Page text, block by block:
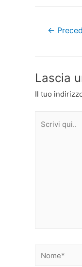
←
Lascia
Il tuo
Nome*